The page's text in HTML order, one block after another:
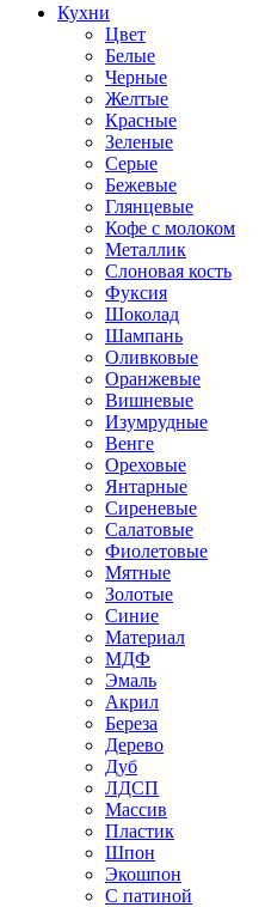
Кухни
Цвет
Белые
Черные
Желтые
Красные
Зеленые
Серые
Бежевые
Глянцевые
Кофе с молоком
Металлик
Слоновая кость
Фуксия
Шоколад
Шампань
Оливковые
Оранжевые
Вишневые
Изумрудные
Венге
Ореховые
Янтарные
Сиреневые
Салатовые
Фиолетовые
Мятные
Золотые
Синие
Материал
МДФ
Эмаль
Акрил
Береза
Дерево
Дуб
ЛДСП
Массив
Пластик
Шпон
Экошпон
С патиной